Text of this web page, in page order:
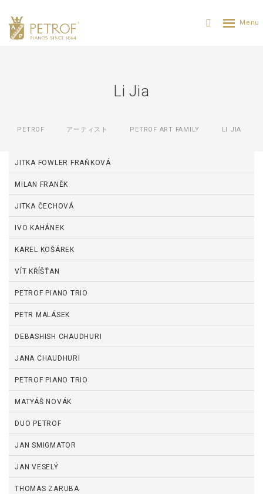
Li Jia
PETROF アーティスト PETROF ART FAMILY LI JIA
JITKA FOWLER FRAŇKOVÁ
MILAN FRANĚK
JITKA ČECHOVÁ
IVO KAHÁNEK
KAREL KOŠÁREK
VÍT KŘÍŠŤAN
PETROF PIANO TRIO
PETR MALÁSEK
DEBASHISH CHAUDHURI
JANA CHAUDHURI
PETROF PIANO TRIO
MATYÁŠ NOVÁK
DUO PETROF
JAN SMIGMATOR
JAN VESELÝ
THOMAS ZARUBA